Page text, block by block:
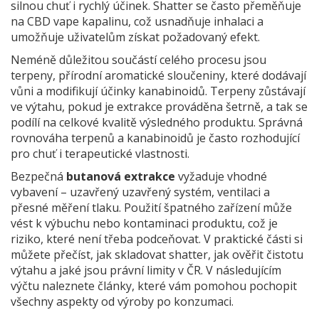
silnou chuť i rychlý účinek. Shatter se často přeměňuje
na CBD vape kapalinu, což usnadňuje inhalaci a
umožňuje uživatelům získat požadovaný efekt.
Neméně důležitou součástí celého procesu jsou
terpeny, přírodní aromatické sloučeniny, které dodávají
vůni a modifikují účinky kanabinoidů. Terpeny zůstávají
ve výtahu, pokud je extrakce prováděna šetrně, a tak se
podílí na celkové kvalitě výsledného produktu. Správná
rovnováha terpenů a kanabinoidů je často rozhodující
pro chuť i terapeutické vlastnosti.
Bezpečná butanová extrakce vyžaduje vhodné
vybavení – uzavřený uzavřený systém, ventilaci a
přesné měření tlaku. Použití špatného zařízení může
vést k výbuchu nebo kontaminaci produktu, což je
riziko, které není třeba podceňovat. V praktické části si
můžete přečíst, jak skladovat shatter, jak ověřit čistotu
výtahu a jaké jsou právní limity v ČR. V následujícím
výčtu naleznete články, které vám pomohou pochopit
všechny aspekty od výroby po konzumaci.